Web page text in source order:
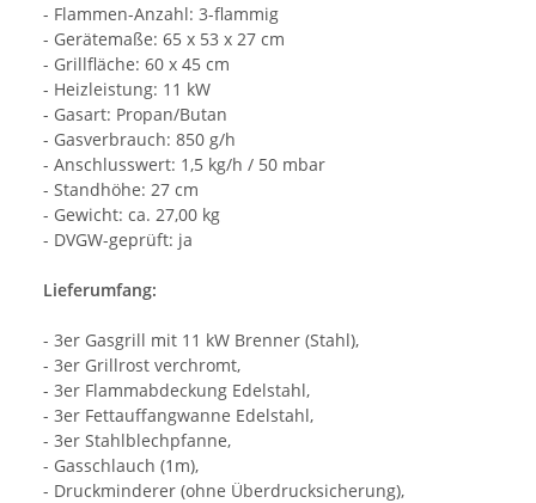
- Flammen-Anzahl: 3-flammig
- Gerätemaße: 65 x 53 x 27 cm
- Grillfläche: 60 x 45 cm
- Heizleistung: 11 kW
- Gasart: Propan/Butan
- Gasverbrauch: 850 g/h
- Anschlusswert: 1,5 kg/h / 50 mbar
- Standhöhe: 27 cm
- Gewicht: ca. 27,00 kg
- DVGW-geprüft: ja
Lieferumfang:
- 3er Gasgrill mit 11 kW Brenner (Stahl),
- 3er Grillrost verchromt,
- 3er Flammabdeckung Edelstahl,
- 3er Fettauffangwanne Edelstahl,
- 3er Stahlblechpfanne,
- Gasschlauch (1m),
- Druckminderer (ohne Überdrucksicherung),